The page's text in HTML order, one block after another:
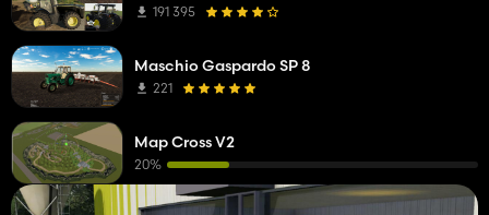
191 395
Maschio Gaspardo SP 8
221
Map Cross V2
20%